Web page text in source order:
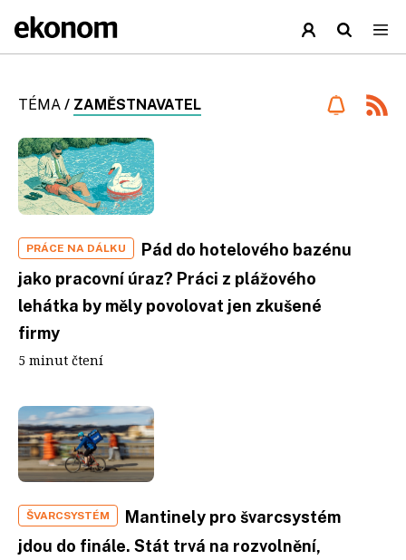
TÉMA / ZAMĚSTNAVATEL
PRÁCE NA DÁLKU
Pád do hotelového bazénu
jako pracovní úraz? Práci z plážového
lehátka by měly povolovat jen zkušené
firmy
5 minut čtení
ŠVARCSYSTÉM
Mantinely pro švarcsystém
jdou do finále. Stát trvá na rozvolnění,